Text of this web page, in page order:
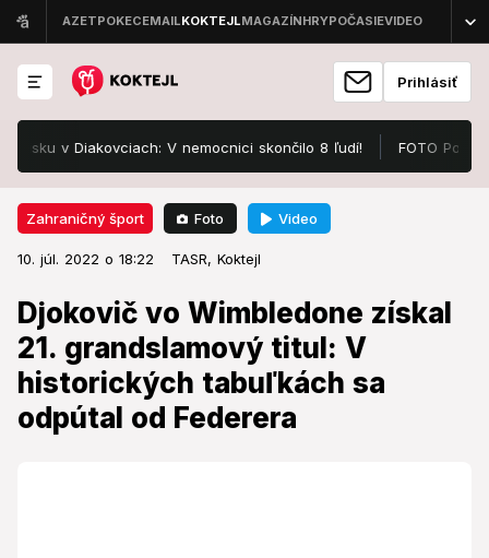
Prihlásiť
Diakovciach: V nemocnici skončilo 8 ľudí! FOTO Pozrite, v
Zahraničný šport Foto Video
10. júl. 2022 o 18:22 TASR, Koktejl
Djokovič vo Wimbledone získal
21. grandslamový titul: V
historických tabuľkách sa
odpútal od Federera
Zahraničný šport 10. júl. 2022 o 18:22
Djokovič vo Wimbledone získal 21.
grandslamový titul: V historických
tabuľkách sa odpútal od Federera
Srbský tenista Novak Djokovič siedmykrát v kariére
triumfoval vo Wimbledone.